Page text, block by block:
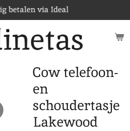
betalen via Ideal
Cow telefoon-
en
schoudertasje
Lakewood